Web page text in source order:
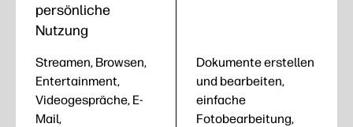
persönliche
Nutzung
Streamen, Browsen,
Entertainment,
Videogespräche, E-
Mail,
Dokumente erstellen
und bearbeiten,
einfache
Fotobearbeitung,